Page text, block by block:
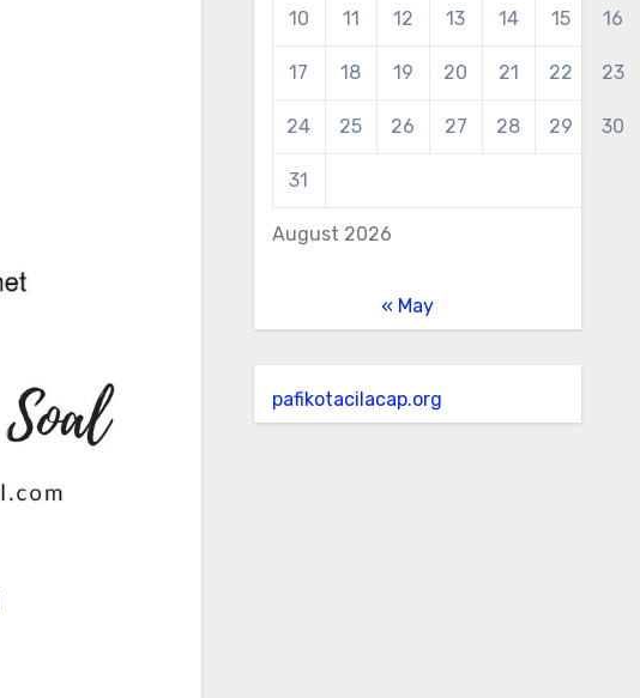
August 2026
10 11 12 13 14 15 16
17 18 19 20 21 22 23
24 25 26 27 28 29 30
31
« May
pafikotacilacap.org